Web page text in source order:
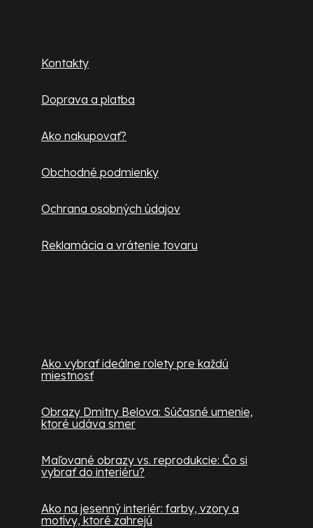
Kontakty
Doprava a platba
Ako nakupovať?
Obchodné podmienky
Ochrana osobných údajov
Reklamácia a vrátenie tovaru
Ako vybrať ideálne rolety pre každú
miestnosť
Obrazy Dmitry Belova: Súčasné umenie,
ktoré udáva smer
Maľované obrazy vs. reprodukcie: Čo si
vybrať do interiéru?
Ako na jesenný interiér: farby, vzory a
motívy, ktoré zahrejú